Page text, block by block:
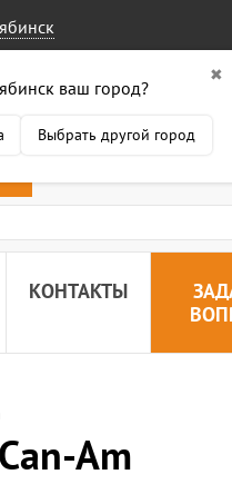
✖
ваш город?
Выбрать другой город
КОНТАКТЫ
Am